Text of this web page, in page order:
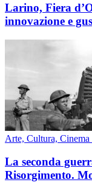
Larino, Fiera
innovazione e
Arte, Cultura, Cinema
La seconda
Risorgimento.